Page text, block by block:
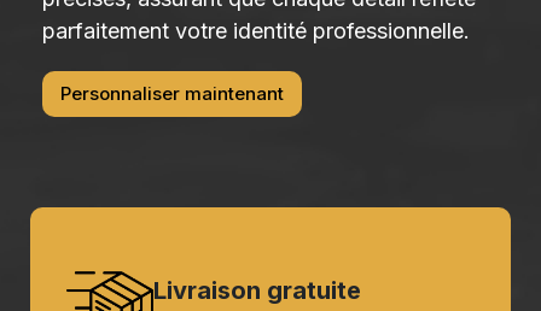
parfaitement votre identité professionnelle.
Personnaliser maintenant
Livraison gratuite